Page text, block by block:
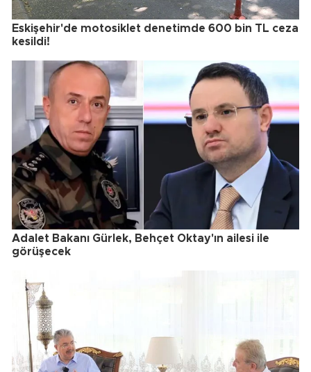
Eskişehir'de motosiklet denetimde 600 bin TL ceza
kesildi!
Adalet Bakanı Gürlek, Behçet Oktay'ın ailesi ile
görüşecek